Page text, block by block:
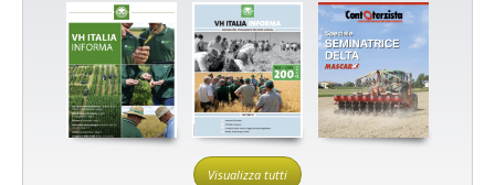
Visualizza tutti